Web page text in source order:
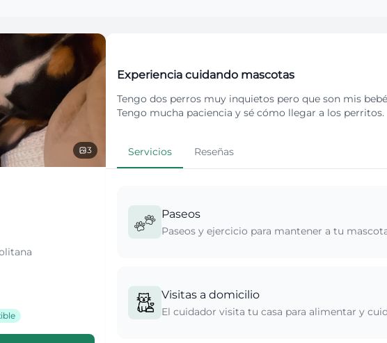
3
Experiencia cuidando mascotas
Tengo dos perros muy inquietos pero que son mis
Tengo mucha paciencia y sé cómo llegar a los perritos.
Servicios Reseñas
Paseos
Paseos y ejercicio para mantener a tu
Visitas a domicilio
El cuidador visita tu casa para alimentar y